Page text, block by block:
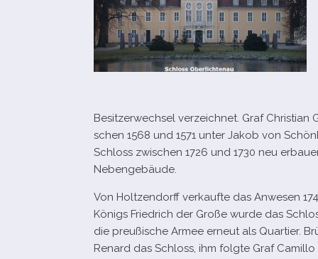
Besitzerwechsel ver­zeich­net. Graf
schen 1568 und 1571 unter Jakob von
Schloss zwi­schen 1726 und 1730 neu
Nebengebäude.
Von Holtzendorff ver­kaufte das Anwesen
Königs Friedrich der Große wurde das
die preu­ßi­sche Armee erneut als Quartier.
Renard das Schloss, ihm folgte Graf